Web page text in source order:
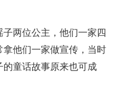
两位公主，他们一家四
他们一家做宣传，当时
的童话故事原来也可成